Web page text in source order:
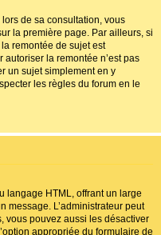
de sa consultation, vous
la première page. Par ailleurs, si
remontée de sujet est
la remontée n’est pas
un sujet simplement en y
les règles du forum en le
langage HTML, offrant un large
message. L’administrateur peut
vous pouvez aussi les désactiver
appropriée du formulaire de